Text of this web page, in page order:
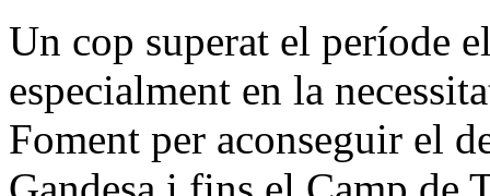
Un cop superat el període
especialment en la
Foment per aconseguir el